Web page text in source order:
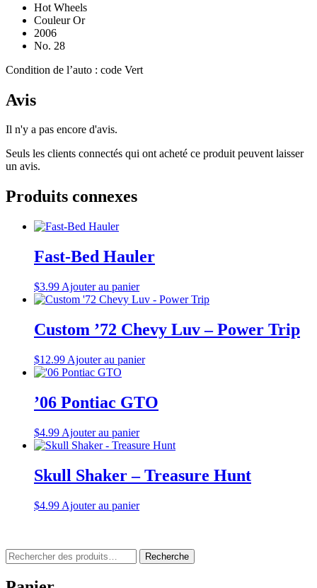
Hot Wheels
Couleur Or
2006
No. 28
Condition de l’auto : code Vert
Avis
Il n'y a pas encore d'avis.
Seuls les clients connectés qui ont acheté ce produit peuvent laisser
un avis.
Produits connexes
Fast-Bed Hauler
$3.99 Ajouter au panier
Custom ’72 Chevy Luv – Power Trip
$12.99 Ajouter au panier
’06 Pontiac GTO
$4.99 Ajouter au panier
Skull Shaker – Treasure Hunt
$4.99 Ajouter au panier
Rechercher
:
Recherche